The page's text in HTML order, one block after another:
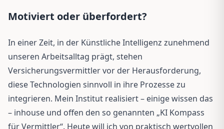
Motiviert oder überfordert?
In einer Zeit, in der Künstliche Intelligenz zunehmend
unseren Arbeitsalltag prägt, stehen
Versicherungsvermittler vor der Herausforderung,
diese Technologien sinnvoll in ihre Prozesse zu
integrieren. Mein Institut realisiert – einige wissen das
– inhouse und offen den so genannten „KI Kompass
für Vermittler“. Heute will ich von praktisch wertvollen